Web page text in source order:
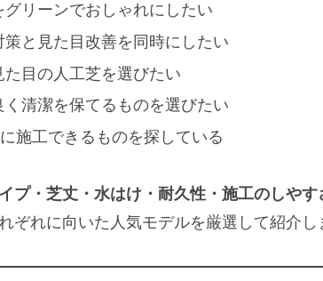
グリーンでおしゃれにしたい
策と見た目改善を同時にしたい
た目の人工芝を選びたい
く清潔を保てるものを選びたい
施工できるものを探している
プ・芝丈・水はけ・耐久性・施工のしやす
ぞれに向いた人気モデルを厳選して紹介し